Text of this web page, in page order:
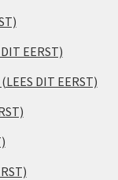
EERST)
DIT EERST)